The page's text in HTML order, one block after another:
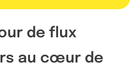
de flux
au cœur de